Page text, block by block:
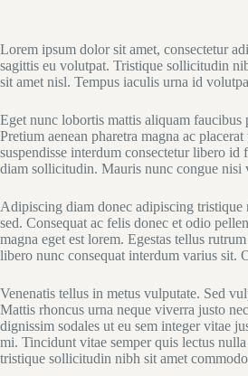
Lorem ipsum dolor sit amet, consectetur
sagittis eu volutpat. Tristique sollicitudin
sit amet nisl. Tempus iaculis urna id
Eget nunc lobortis mattis aliquam faucibus
Pretium aenean pharetra magna ac
suspendisse interdum consectetur libero
diam sollicitudin. Mauris nunc congue nisi
Adipiscing diam donec adipiscing tristique
sed. Consequat ac felis donec et odio
magna eget est lorem. Egestas tellus
libero nunc consequat interdum varius sit.
Venenatis tellus in metus vulputate. Sed
Mattis rhoncus urna neque viverra justo
dignissim sodales ut eu sem integer vitae
mi. Tincidunt vitae semper quis lectus
tristique sollicitudin nibh sit amet